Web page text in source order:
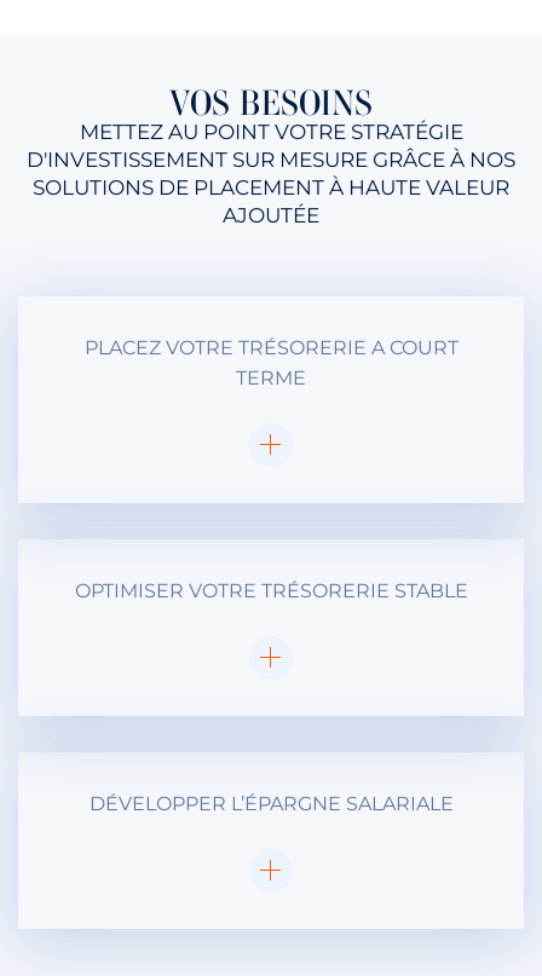
VOS BESOINS
METTEZ AU POINT VOTRE STRATÉGIE
D'INVESTISSEMENT SUR MESURE GRÂCE À NOS
SOLUTIONS DE PLACEMENT À HAUTE VALEUR
AJOUTÉE
PLACEZ VOTRE TRÉSORERIE A COURT
TERME
OPTIMISER VOTRE TRÉSORERIE STABLE
DÉVELOPPER L’ÉPARGNE SALARIALE